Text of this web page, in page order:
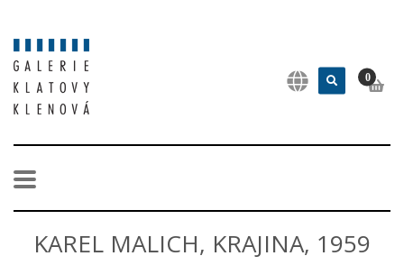
0
KAREL MALICH, KRAJINA, 1959